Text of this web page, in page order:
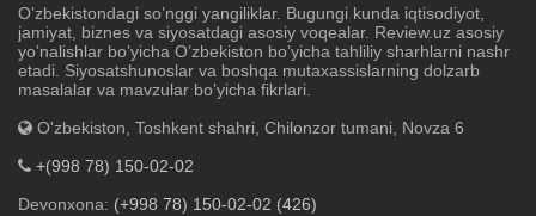
Oʼzbekistondagi soʼnggi yangiliklar. Bugungi kunda iqtisodiyot,
jamiyat, biznes va siyosatdagi asosiy voqealar. Review.uz asosiy
yoʼnalishlar boʼyicha Oʼzbekiston boʼyicha tahliliy sharhlarni nashr
etadi. Siyosatshunoslar va boshqa mutaxassislarning dolzarb
masalalar va mavzular boʼyicha fikrlari.
O'zbekiston, Toshkent shahri, Chilonzor tumani, Novza 6
+(998 78) 150-02-02
Devonxona: (+998 78) 150-02-02 (426)